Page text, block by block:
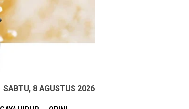
SABTU, 8 AGUSTUS 2026